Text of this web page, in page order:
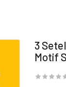
3
Motif